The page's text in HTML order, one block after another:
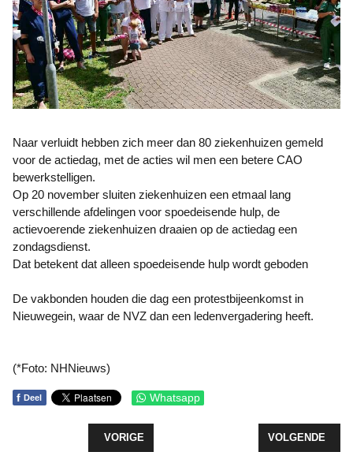
Naar verluidt hebben zich meer dan 80 ziekenhuizen gemeld
voor de actiedag, met de acties wil men een betere CAO
bewerkstelligen.
Op 20 november sluiten ziekenhuizen een etmaal lang
verschillende afdelingen voor spoedeisende hulp, de
actievoerende ziekenhuizen draaien op de actiedag een
zondagsdienst.
Dat betekent dat alleen spoedeisende hulp wordt geboden
De vakbonden houden die dag een protestbijeenkomst in
Nieuwegein, waar de NVZ dan een ledenvergadering heeft.
(*Foto: NHNieuws)
f Deel Whatsapp
VORIG ARTIKEL: PATIËNTEN ZIEKENHUIS ST
VORIGE VOLGENDE
VOLGENDE